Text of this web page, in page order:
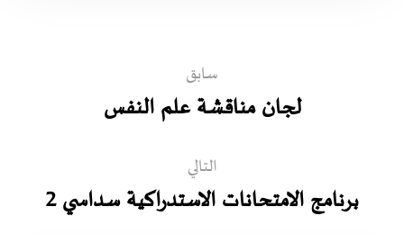
سابق
لجان مناقشة علم النفس
التالي
برنامج الامتحانات الاستدراكية سداسي 2